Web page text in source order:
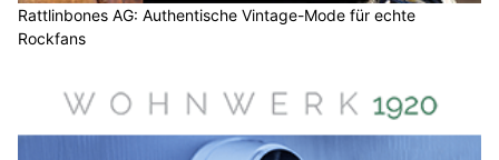
Rattlinbones AG: Authentische Vintage-Mode für echte
Rockfans